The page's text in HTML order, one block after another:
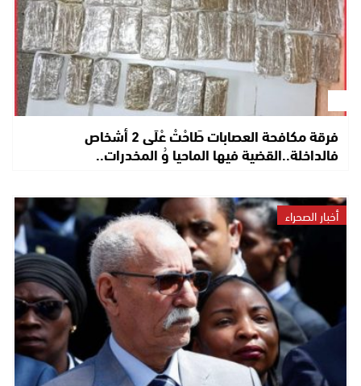
فرقة مكافحة العصابات طَاحْتْ عْلَى 2 أشخاص
فالداخلة..القضية فيها الماحيا وُ المخدرات..
أخبار الصحراء